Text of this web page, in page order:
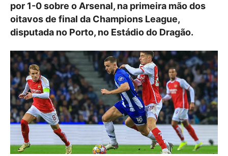
por 1-0 sobre o Arsenal, na primeira mão dos
oitavos de final da Champions League,
disputada no Porto, no Estádio do Dragão.